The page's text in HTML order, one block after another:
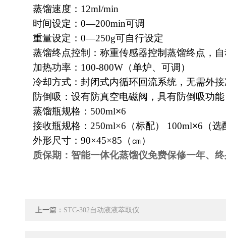
蒸馏速度： 12ml/min
时间设定： 0—200min可调
重量设定： 0—250g可自行设定
蒸馏终点控制：称重传感器控制蒸馏终点，
加热功率： 100-800W （单炉、可调）
冷却方式：封闭式内循环回流系统，无需外
防倒吸：设有防真空电磁阀，具有防倒吸功能
蒸馏瓶规格： 500ml×6
接收瓶规格： 250ml×6 （标配） 100ml×6 （
外形尺寸： 90×45×85 （㎝）
质保期：智能一体化蒸馏仪免费保修一年、
上一篇： STC-302自动液液萃取仪